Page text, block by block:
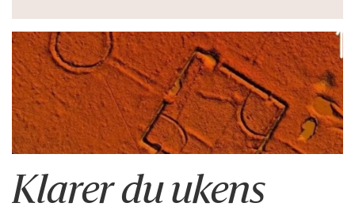
Klarer du ukens